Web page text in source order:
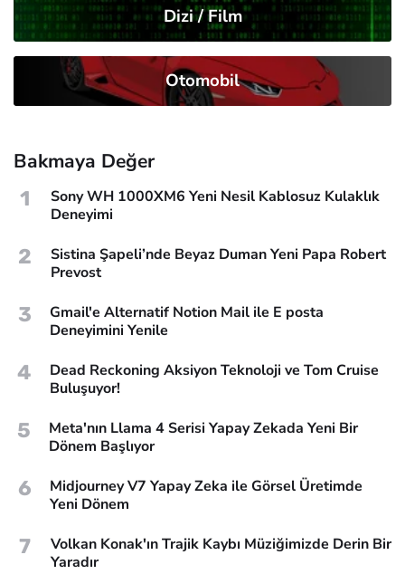
Dizi / Film
Otomobil
Bakmaya Değer
1
Sony WH 1000XM6 Yeni Nesil Kablosuz Kulaklık
Deneyimi
2
Sistina Şapeli’nde Beyaz Duman Yeni Papa Robert
Prevost
3
Gmail'e Alternatif Notion Mail ile E posta
Deneyimini Yenile
4
Dead Reckoning Aksiyon Teknoloji ve Tom Cruise
Buluşuyor!
5
Meta'nın Llama 4 Serisi Yapay Zekada Yeni Bir
Dönem Başlıyor
6
Midjourney V7 Yapay Zeka ile Görsel Üretimde
Yeni Dönem
7
Volkan Konak'ın Trajik Kaybı Müziğimizde Derin Bir
Yaradır